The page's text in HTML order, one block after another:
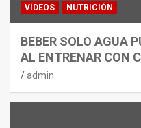
VÍDEOS NUTRICIÓN
BEBER SOLO AGUA
AL ENTRENAR CON
admin